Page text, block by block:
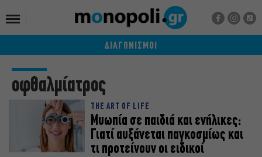
ΔΙΑΓΩΝΙΣΜΟΙ
οφθαλμίατρος
THE ART OF LIFE
Μυωπία σε παιδιά και ενήλικες:
Γιατί αυξάνεται παγκοσμίως και
τι προτείνουν οι ειδικοί